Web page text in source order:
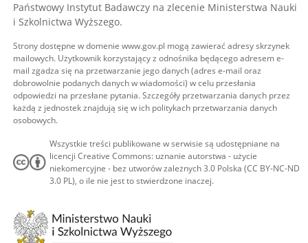
Państwowy Instytut Badawczy na zlecenie Ministerstwa Nauki
i Szkolnictwa Wyższego.
Strony dostępne w domenie www.gov.pl mogą zawierać adresy skrzynek
mailowych. Użytkownik korzystający z odnośnika będącego adresem e-
mail zgadza się na przetwarzanie jego danych (adres e-mail oraz
dobrowolnie podanych danych w wiadomości) w celu przesłania
odpowiedzi na przesłane pytania. Szczegóły przetwarzania danych przez
każdą z jednostek znajdują się w ich politykach przetwarzania danych
osobowych.
Wszystkie treści publikowane w serwisie są udostępniane na
licencji Creative Commons: uznanie autorstwa - użycie
niekomercyjne - bez utworów zależnych 3.0 Polska (CC BY-NC-ND
3.0 PL), o ile nie jest to stwierdzone inaczej.